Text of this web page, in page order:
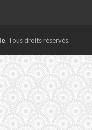
. Tous droits réservés.